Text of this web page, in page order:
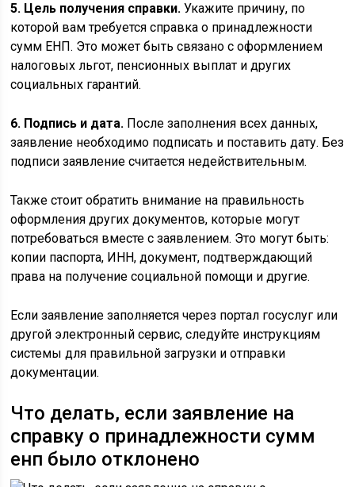
5. Цель получения справки. Укажите причину, по
которой вам требуется справка о принадлежности
сумм ЕНП. Это может быть связано с оформлением
налоговых льгот, пенсионных выплат и других
социальных гарантий.
6. Подпись и дата. После заполнения всех данных,
заявление необходимо подписать и поставить дату. Без
подписи заявление считается недействительным.
Также стоит обратить внимание на правильность
оформления других документов, которые могут
потребоваться вместе с заявлением. Это могут быть:
копии паспорта, ИНН, документ, подтверждающий
права на получение социальной помощи и другие.
Если заявление заполняется через портал госуслуг или
другой электронный сервис, следуйте инструкциям
системы для правильной загрузки и отправки
документации.
Что делать, если заявление на
справку о принадлежности сумм
енп было отклонено